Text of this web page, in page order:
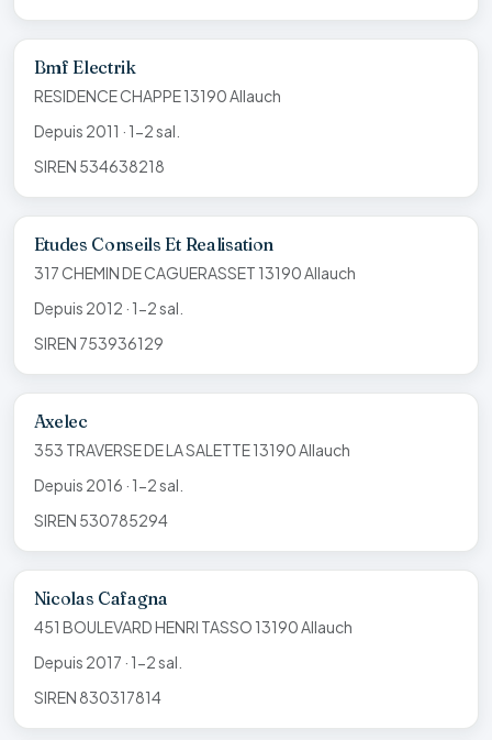
Bmf Electrik
RESIDENCE CHAPPE 13190 Allauch
Depuis 2011 · 1-2 sal.
SIREN 534638218
Etudes Conseils Et Realisation
317 CHEMIN DE CAGUERASSET 13190 Allauch
Depuis 2012 · 1-2 sal.
SIREN 753936129
Axelec
353 TRAVERSE DE LA SALETTE 13190 Allauch
Depuis 2016 · 1-2 sal.
SIREN 530785294
Nicolas Cafagna
451 BOULEVARD HENRI TASSO 13190 Allauch
Depuis 2017 · 1-2 sal.
SIREN 830317814